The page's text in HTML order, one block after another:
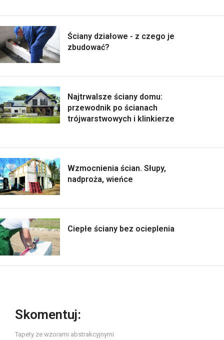
Ściany działowe - z czego je
zbudować?
Najtrwalsze ściany domu:
przewodnik po ścianach
trójwarstwowych i klinkierze
Wzmocnienia ścian. Słupy,
nadproża, wieńce
Ciepłe ściany bez ocieplenia
Skomentuj:
Tapety ze wzorami abstrakcyjnymi